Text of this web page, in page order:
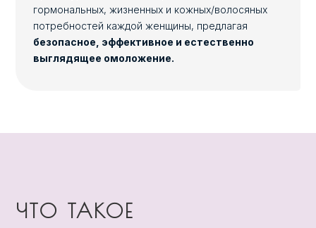
гормональных, жизненных и кожных/волосяных
потребностей каждой женщины, предлагая
безопасное, эффективное и естественно
выглядящее омоложение.
ЧТО ТАКОЕ